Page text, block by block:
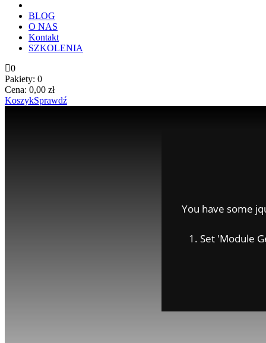
BLOG
O NAS
Kontakt
SZKOLENIA
0
Pakiety: 0
Cena: 0,00 zł
KoszykSprawdź
You have some
1. Set 'Module